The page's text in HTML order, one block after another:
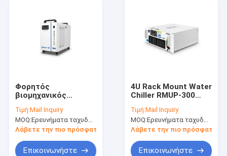
Φορητός
βιομηχανικός
μηχανισμός
υπεριώδους
ακτινοβολίας CWUP-
λέιζερ
Τιμή:Mail Inquiry
MOQ:Ερευνήματα ταχυδρομείου
Λάβετε την πιο πρόσφατη τιμή
Επικοινωνήστε
4U Rack Mount Water
Chiller RMUP-300
βιομηχανική ψυκτική
μηχανή
Τιμή:Mail Inquiry
MOQ:Ερευνήματα ταχυδρομείου
Λάβετε την πιο πρόσφατη
Επικοινωνήστε